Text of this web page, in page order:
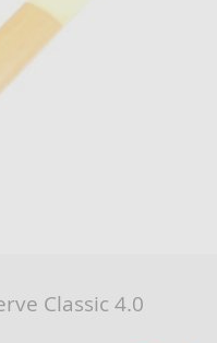
Classic 4.0